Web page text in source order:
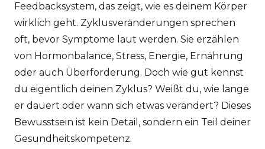
Feedbacksystem, das zeigt, wie es deinem Körper
wirklich geht. Zyklusveränderungen sprechen
oft, bevor Symptome laut werden. Sie erzählen
von Hormonbalance, Stress, Energie, Ernährung
oder auch Überforderung. Doch wie gut kennst
du eigentlich deinen Zyklus? Weißt du, wie lange
er dauert oder wann sich etwas verändert? Dieses
Bewusstsein ist kein Detail, sondern ein Teil deiner
Gesundheitskompetenz.